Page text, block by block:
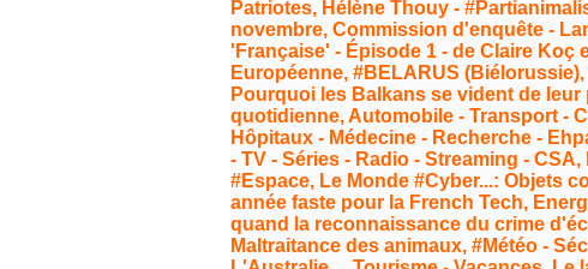
Patriotes, Hélène Thouy -
novembre, Commission d'enquête -
'Française' - Épisode 1 - de Claire Koç
Européenne, #BELARUS
Pourquoi les Balkans se vident de
quotidienne, Automobile - Transport -
Hôpitaux - Médecine - Recherche -
- TV - Séries - Radio - Streaming -
#Espace, Le Monde #Cyber...: Objets
année faste pour la French Tech,
quand la reconnaissance du crime
Maltraitance des animaux, #Météo -